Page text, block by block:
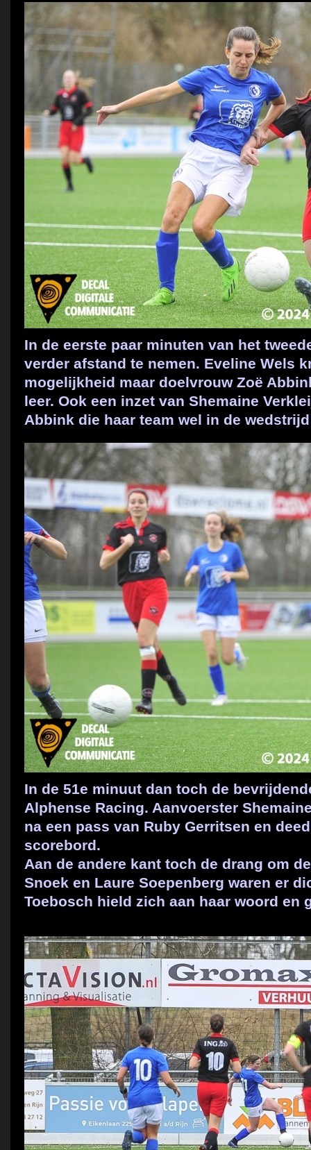
In de eerste paar minuten van het
verder afstand te nemen. Eveline Wels
mogelijkheid maar doelvrouw Zoë
leer. Ook een inzet van Shemaine
Abbink die haar team wel in de
In de 51e minuut dan toch de
Alphense Racing. Aanvoerster
na een pass van Ruby Gerritsen en
scorebord.
Aan de andere kant toch de drang om
Snoek en Laure Soepenberg waren er
Toebosch hield zich aan haar woord en